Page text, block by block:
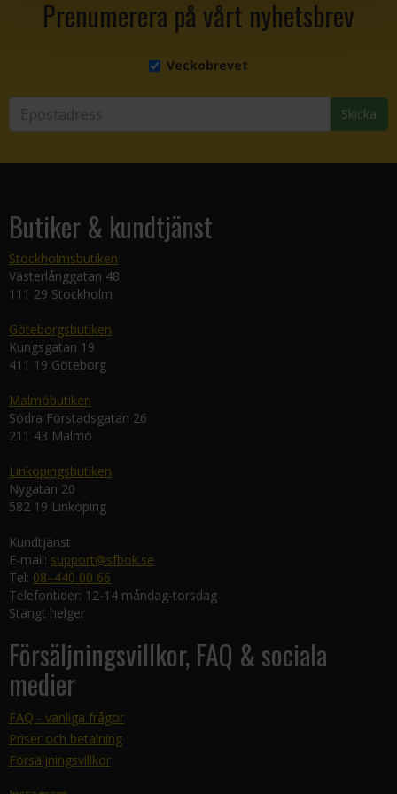
Prenumerera på vårt nyhetsbrev
Veckobrevet
Skicka
Butiker & kundtjänst
Stockholmsbutiken
Västerlånggatan 48
111 29 Stockholm
Göteborgsbutiken
Kungsgatan 19
411 19 Göteborg
Malmöbutiken
Södra Förstadsgatan 26
211 43 Malmö
Linköpingsbutiken
Nygatan 20
582 19 Linköping
Kundtjänst
E-mail: support@sfbok.se
Tel: 08–440 00 66
Telefontider: 12-14 måndag-torsdag
Stängt helger
Försäljningsvillkor, FAQ & sociala
medier
FAQ - vanliga frågor
Priser och betalning
Försäljningsvillkor